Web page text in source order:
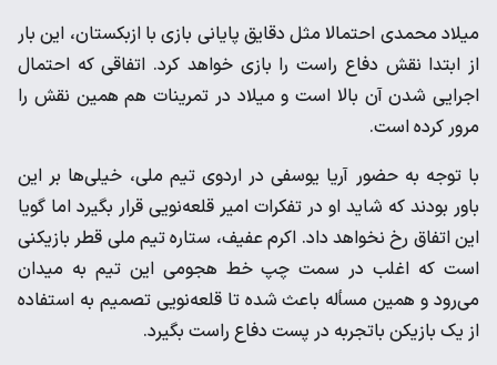
میلاد محمدی احتمالا مثل دقایق پایانی بازی با ازبکستان، این بار
از ابتدا نقش دفاع راست را بازی خواهد کرد. اتفاقی که احتمال
اجرایی شدن آن بالا است و میلاد در تمرینات هم همین نقش را
مرور کرده است.
با توجه به حضور آریا یوسفی در اردوی تیم ملی، خیلی‌ها بر این
باور بودند که شاید او در تفکرات امیر قلعه‌نویی قرار بگیرد اما گویا
این اتفاق رخ نخواهد داد. اکرم عفیف، ستاره تیم ملی قطر بازیکنی
است که اغلب در سمت چپ خط هجومی این تیم به میدان
می‌رود و همین مسأله باعث شده تا قلعه‌نویی تصمیم به استفاده
از یک بازیکن باتجربه در پست دفاع راست بگیرد.